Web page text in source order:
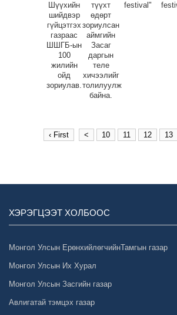
Шүүхийн
шийдвэр
гүйцэтгэх
газраас
ШШГБ-ын
100
жилийн
ойд
зориулав.
түүхт
өдөрт
зориулсан
аймгийн
Засаг
даргын
теле
хичээлийг
толилуулж
байна.
festival"
‹ First < 10 11 12 13
ХЭРЭГЦЭЭТ ХОЛБООС
Монгол Улсын ЕрөнхийлөгчийнТамгын газар
Монгол Улсын Их Хурал
Монгол Улсын Засгийн газар
Авлигатай тэмцэх газар